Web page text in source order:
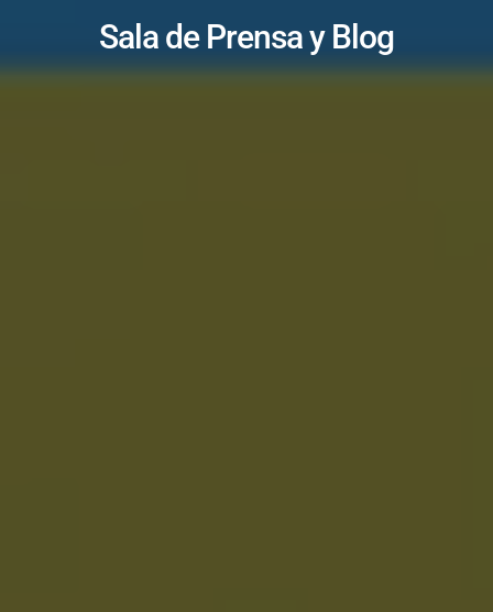
Sala de Prensa y Blog